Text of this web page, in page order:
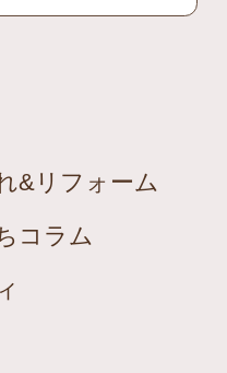
&リフォーム
コラム